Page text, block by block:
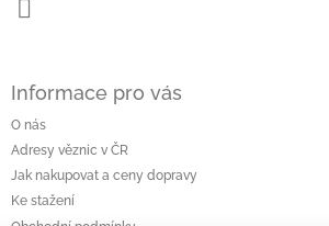
Informace pro vás
O nás
Adresy věznic v ČR
Jak nakupovat a ceny dopravy
Ke stažení